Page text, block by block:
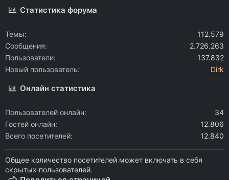
Статистика форума
Темы
112.579
Сообщения
2.726.263
Пользователи
137.832
Новый пользователь
Dirk
Онлайн статистика
Пользователей онлайн
34
Гостей онлайн
12.806
Всего посетителей
12.840
Общее количество посетителей может включать в себя
скрытых пользователей.